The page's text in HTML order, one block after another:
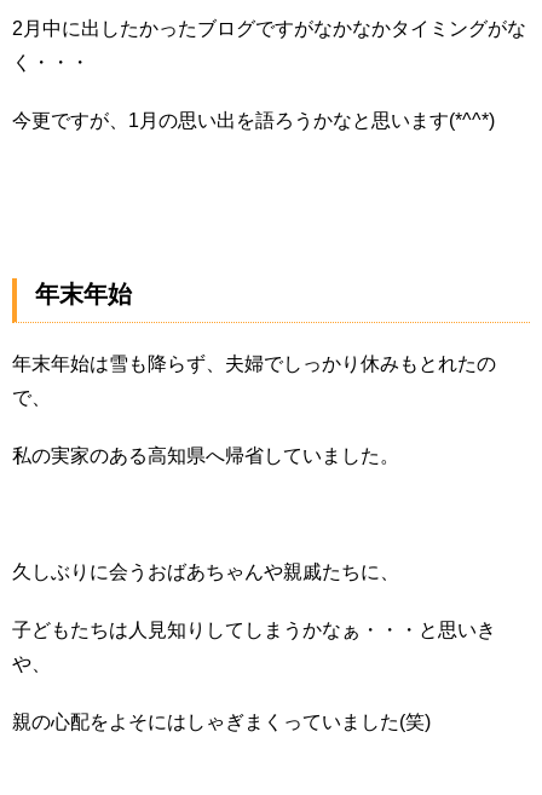
2月中に出したかったブログですがなかなかタイミングがな
く・・・
今更ですが、1月の思い出を語ろうかなと思います(*^^*)
年末年始
年末年始は雪も降らず、夫婦でしっかり休みもとれたの
で、
私の実家のある高知県へ帰省していました。
久しぶりに会うおばあちゃんや親戚たちに、
子どもたちは人見知りしてしまうかなぁ・・・と思いき
や、
親の心配をよそにはしゃぎまくっていました(笑)